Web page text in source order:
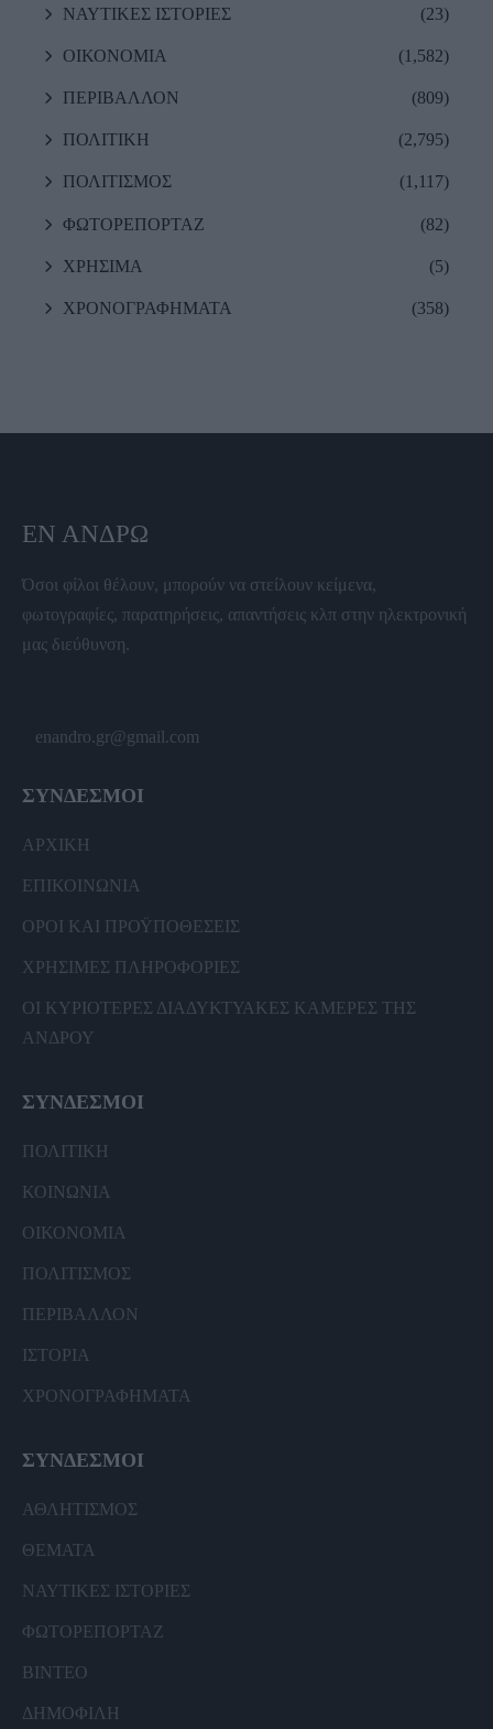
ΝΑΥΤΙΚΕΣ ΙΣΤΟΡΙΕΣ (23)
ΟΙΚΟΝΟΜΙΑ (1,582)
ΠΕΡΙΒΑΛΛΟΝ (809)
ΠΟΛΙΤΙΚΗ (2,795)
ΠΟΛΙΤΙΣΜΟΣ (1,117)
ΦΩΤΟΡΕΠΟΡΤΑΖ (82)
ΧΡΗΣΙΜΑ (5)
ΧΡΟΝΟΓΡΑΦΗΜΑΤΑ (358)
ΕΝ ΆΝΔΡΩ
Όσοι φίλοι θέλουν, μπορούν να στείλουν κείμενα,
φωτογραφίες, παρατηρήσεις, απαντήσεις κλπ στην ηλεκτρονική
μας διεύθυνση.
enandro.gr@gmail.com
ΣΥΝΔΕΣΜΟΙ
ΑΡΧΙΚΗ
ΕΠΙΚΟΙΝΩΝΙΑ
ΟΡΟΙ ΚΑΙ ΠΡΟΫΠΟΘΕΣΕΙΣ
ΧΡΗΣΙΜΕΣ ΠΛΗΡΟΦΟΡΙΕΣ
ΟΙ ΚΥΡΙΟΤΕΡΕΣ ΔΙΑΔΥΚΤΥΑΚΕΣ ΚΑΜΕΡΕΣ ΤΗΣ
ΑΝΔΡΟΥ
ΣΥΝΔΕΣΜΟΙ
ΠΟΛΙΤΙΚΗ
ΚΟΙΝΩΝΙΑ
ΟΙΚΟΝΟΜΙΑ
ΠΟΛΙΤΙΣΜΟΣ
ΠΕΡΙΒΑΛΛΟΝ
ΙΣΤΟΡΙΑ
ΧΡΟΝΟΓΡΑΦΗΜΑΤΑ
ΣΥΝΔΕΣΜΟΙ
ΑΘΛΗΤΙΣΜΟΣ
ΘΕΜΑΤΑ
ΝΑΥΤΙΚΕΣ ΙΣΤΟΡΙΕΣ
ΦΩΤΟΡΕΠΟΡΤΑΖ
ΒΙΝΤΕΟ
ΔΗΜΟΦΙΛΗ